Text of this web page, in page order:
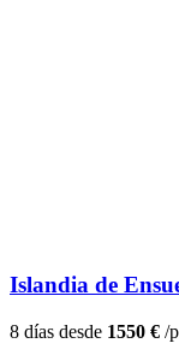
Islandia de
8 días desde 1550 € /